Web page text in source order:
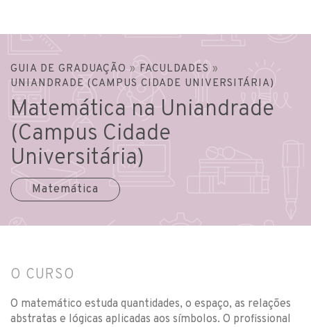
GUIA DE GRADUAÇÃO » FACULDADES »
UNIANDRADE (CAMPUS CIDADE UNIVERSITÁRIA)
Matemática na Uniandrade
(Campus Cidade
Universitária)
Matemática
O CURSO
O matemático estuda quantidades, o espaço, as relações
abstratas e lógicas aplicadas aos símbolos. O profissional